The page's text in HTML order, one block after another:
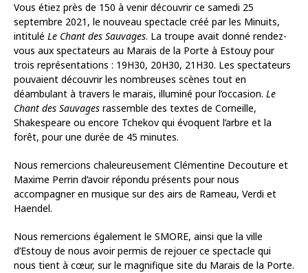
Vous étiez près de 150 à venir découvrir ce samedi 25
septembre 2021, le nouveau spectacle créé par les Minuits,
intitulé Le Chant des Sauvages. La troupe avait donné rendez-
vous aux spectateurs au Marais de la Porte à Estouy pour
trois représentations : 19H30, 20H30, 21H30. Les spectateurs
pouvaient découvrir les nombreuses scènes tout en
déambulant à travers le marais, illuminé pour l’occasion. Le
Chant des Sauvages rassemble des textes de Corneille,
Shakespeare ou encore Tchekov qui évoquent l’arbre et la
forêt, pour une durée de 45 minutes.
Nous remercions chaleureusement Clémentine Decouture et
Maxime Perrin d’avoir répondu présents pour nous
accompagner en musique sur des airs de Rameau, Verdi et
Haendel.
Nous remercions également le SMORE, ainsi que la ville
d’Estouy de nous avoir permis de rejouer ce spectacle qui
nous tient à cœur, sur le magnifique site du Marais de la Porte.